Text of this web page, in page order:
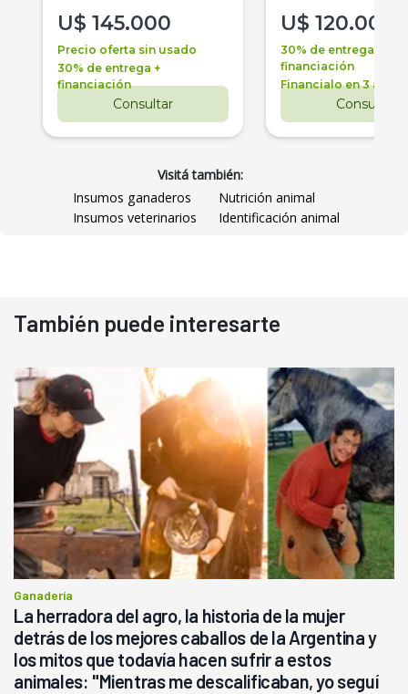
U$ 145.000
Precio oferta sin usado
30% de entrega +
financiación
Consultar
U$ 120.000
30% de entrega +
financiación
Financialo en 3 años
Consultar
Visitá también:
Insumos ganaderos
Nutrición animal
Insumos veterinarios
Identificación animal
También puede interesarte
Ganadería
La herradora del agro, la historia de la mujer
detrás de los mejores caballos de la Argentina y
los mitos que todavía hacen sufrir a estos
animales: "Mientras me descalificaban, yo seguí